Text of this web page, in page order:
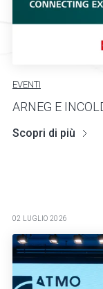
EVENTI
ARNEG E
Scopri di più
02 LUGLIO 2026